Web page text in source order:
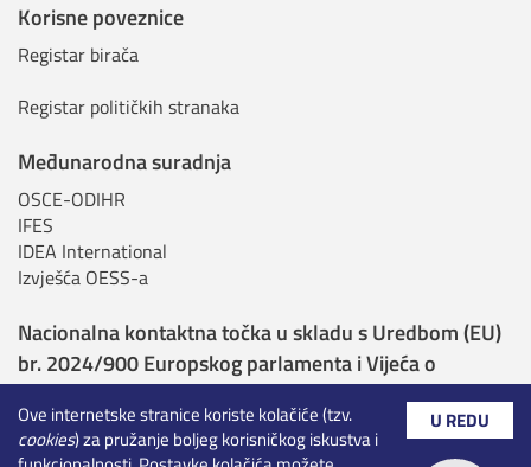
Ove internetske stranice koriste kolačiće (tzv.
cookies) za pružanje boljeg korisničkog iskustva i
U REDU
Korisne poveznice
Registar birača
Registar političkih stranaka
Međunarodna suradnja
OSCE-ODIHR
IFES
IDEA International
Izvješća OESS-a
Nacionalna kontaktna točka u skladu s Uredbom (EU)
br. 2024/900 Europskog parlamenta i Vijeća o
transparentnosti i ciljanju u političkom oglašavanju
Nadležna tijela sukladno Uredbi o umjetnoj